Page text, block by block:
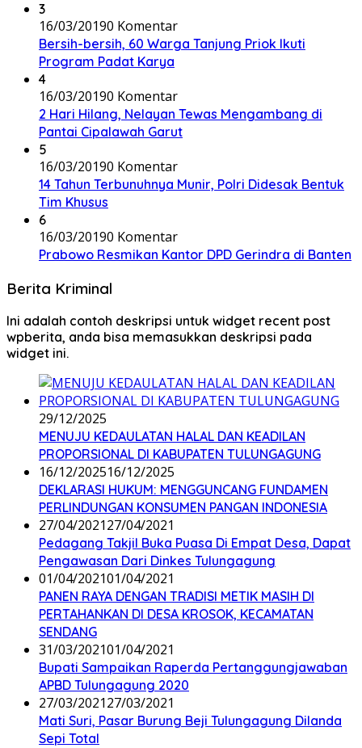
3
16/03/20190 Komentar
Bersih-bersih, 60 Warga Tanjung Priok Ikuti
Program Padat Karya
4
16/03/20190 Komentar
2 Hari Hilang, Nelayan Tewas Mengambang di
Pantai Cipalawah Garut
5
16/03/20190 Komentar
14 Tahun Terbunuhnya Munir, Polri Didesak Bentuk
Tim Khusus
6
16/03/20190 Komentar
Prabowo Resmikan Kantor DPD Gerindra di Banten
Berita Kriminal
Ini adalah contoh deskripsi untuk widget recent post
wpberita, anda bisa memasukkan deskripsi pada
widget ini.
29/12/2025
MENUJU KEDAULATAN HALAL DAN KEADILAN
PROPORSIONAL DI KABUPATEN TULUNGAGUNG
16/12/202516/12/2025
DEKLARASI HUKUM: MENGGUNCANG FUNDAMEN
PERLINDUNGAN KONSUMEN PANGAN INDONESIA
27/04/202127/04/2021
Pedagang Takjil Buka Puasa Di Empat Desa, Dapat
Pengawasan Dari Dinkes Tulungagung
01/04/202101/04/2021
PANEN RAYA DENGAN TRADISI METIK MASIH DI
PERTAHANKAN DI DESA KROSOK, KECAMATAN
SENDANG
31/03/202101/04/2021
Bupati Sampaikan Raperda Pertanggungjawaban
APBD Tulungagung 2020
27/03/202127/03/2021
Mati Suri, Pasar Burung Beji Tulungagung Dilanda
Sepi Total